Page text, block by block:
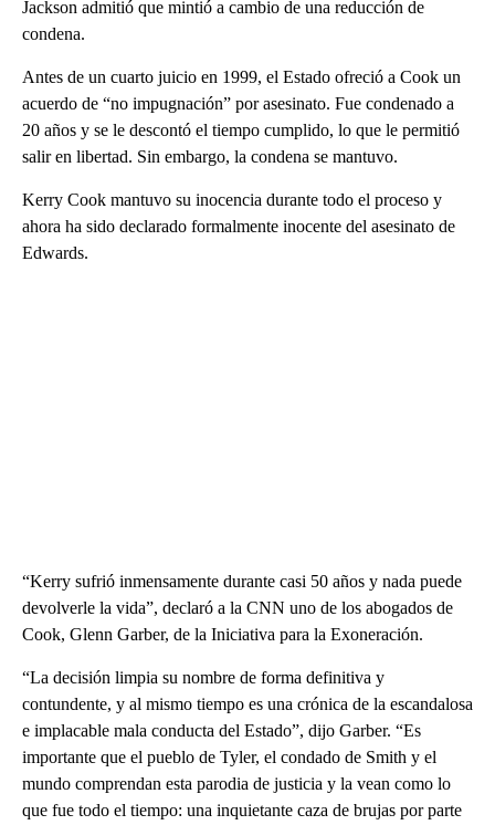
Jackson admitió que mintió a cambio de una reducción de
condena.
Antes de un cuarto juicio en 1999, el Estado ofreció a Cook un
acuerdo de “no impugnación” por asesinato. Fue condenado a
20 años y se le descontó el tiempo cumplido, lo que le permitió
salir en libertad. Sin embargo, la condena se mantuvo.
Kerry Cook mantuvo su inocencia durante todo el proceso y
ahora ha sido declarado formalmente inocente del asesinato de
Edwards.
“Kerry sufrió inmensamente durante casi 50 años y nada puede
devolverle la vida”, declaró a la CNN uno de los abogados de
Cook, Glenn Garber, de la Iniciativa para la Exoneración.
“La decisión limpia su nombre de forma definitiva y
contundente, y al mismo tiempo es una crónica de la escandalosa
e implacable mala conducta del Estado”, dijo Garber. “Es
importante que el pueblo de Tyler, el condado de Smith y el
mundo comprendan esta parodia de justicia y la vean como lo
que fue todo el tiempo: una inquietante caza de brujas por parte